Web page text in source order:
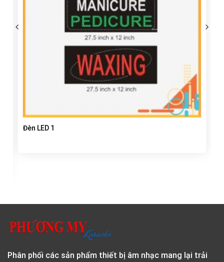
Đèn LED 1
Phân phối các sản phẩm thiết bị âm nhạc mang lại trải